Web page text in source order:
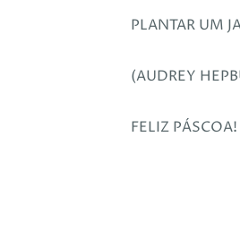
PLANTAR UM
(AUDREY
FELIZ PÁSCOA!